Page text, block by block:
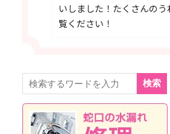
いしました！たくさんの
覧ください！
検索